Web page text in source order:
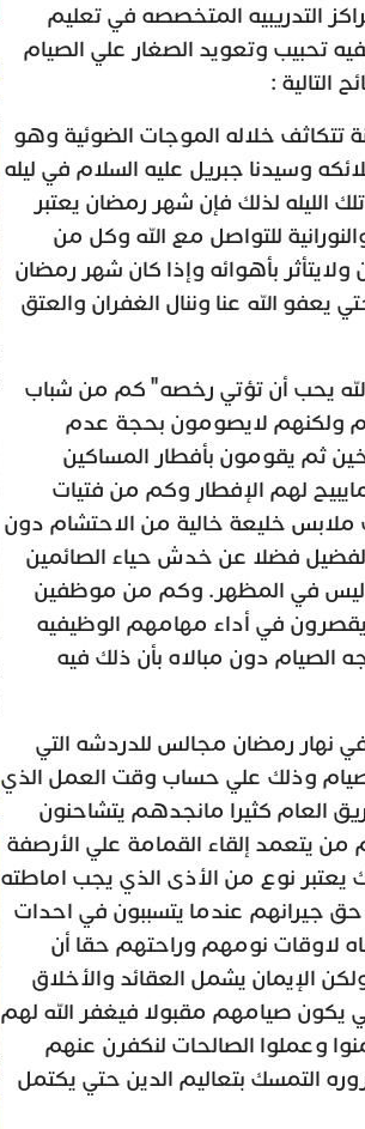
التدريبيه المتخصصه في تعليم
تحبيب وتعويد الصغار علي الصيام
التالية :
تتكاثف خلاله الموجات الضوئية وهو
وسيدنا جبريل عليه السلام في ليله
الليله لذلك فإن شهر رمضان يعتبر
للتواصل مع الله وكل من
بأهوائه وإذا كان شهر رمضان
الله عنا وننال الغفران والعتق
يحب أن تؤتي رخصه" كم من شباب
ولكنهم لايصومون بحجة عدم
ثم يقومون بأفطار المساكين
لهم الإفطار وكم من فتيات
خليعة خالية من الاحتشام دون
فضلا عن خدش حياء الصائمين
وليس في المظهر. وكم من موظفين
في أداء مهامهم الوظيفيه
الصيام دون مبالاه بأن ذلك فيه
رمضان مجالس للدردشه التي
وذلك علي حساب وقت العمل الذي
العام كثيرا مانجدهم يتشاحنون
من يتعمد إلقاء القمامة علي الأرصفة
نوع من الأذى الذي يجب اماطته
جيرانهم عندما يتسببون في احدات
لاوقات نومهم وراحتهم حقا أن
الإيمان يشمل العقائد والأخلاق
يكون صيامهم مقبولا فيغفر الله لهم
وعملوا الصالحات لنكفرن عنهم
التمسك بتعاليم الدين حتي يكتمل